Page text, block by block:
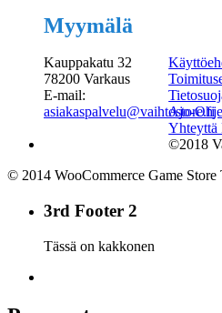
Myymälä
Kauppakatu 32
78200 Varkaus
E-mail:
asiakaspalvelu@vaihtostore.fi
Ajo-
Yhteyttä
©2018
© 2014 WooCommerce Game
3rd Footer 2
Tässä on kakkonen